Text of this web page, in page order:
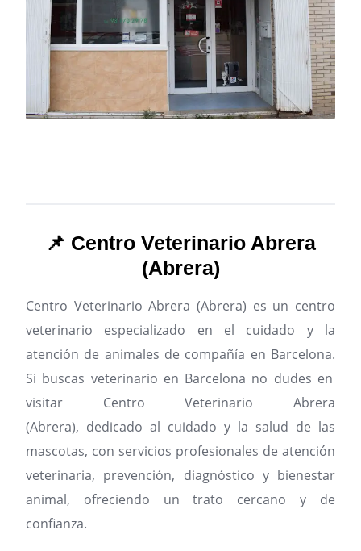
📌 Centro Veterinario Abrera
(Abrera)
Centro Veterinario Abrera (Abrera) es un centro
veterinario especializado en el cuidado y la
atención de animales de compañía en Barcelona.
Si buscas veterinario en Barcelona no dudes en
visitar Centro Veterinario Abrera
(Abrera), dedicado al cuidado y la salud de las
mascotas, con servicios profesionales de atención
veterinaria, prevención, diagnóstico y bienestar
animal, ofreciendo un trato cercano y de
confianza.